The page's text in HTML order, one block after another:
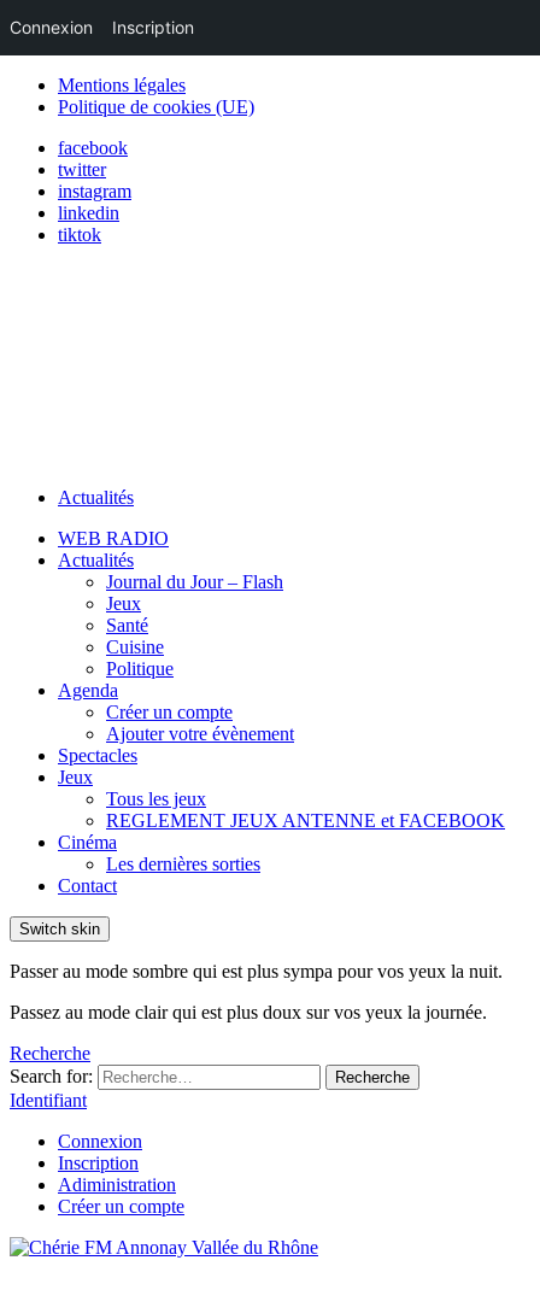
Mentions légales
Politique de cookies (UE)
facebook
twitter
instagram
linkedin
tiktok
Actualités
WEB RADIO
Actualités
Journal du Jour – Flash
Jeux
Santé
Cuisine
Politique
Agenda
Créer un compte
Ajouter votre évènement
Spectacles
Jeux
Tous les jeux
REGLEMENT JEUX ANTENNE et FACEBOOK
Cinéma
Les dernières sorties
Contact
Switch skin
Passer au mode sombre qui est plus sympa pour vos yeux la nuit.
Passez au mode clair qui est plus doux sur vos yeux la journée.
Recherche
Search for:
Recherche
Identifiant
Connexion
Inscription
Adiministration
Créer un compte
Connexion Inscription